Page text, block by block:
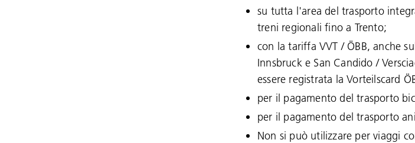
su tutta l'area del trasporto
treni regionali fino a Trento;
con la tariffa VVT / ÖBB, anche
Innsbruck e San Candido /
essere registrata la Vorteilscard
per il pagamento del trasporto
per il pagamento del trasporto
Non si può utilizzare per viaggi